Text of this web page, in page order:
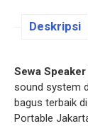
Deskripsi
Sewa
sound system
bagus terbaik
Portable